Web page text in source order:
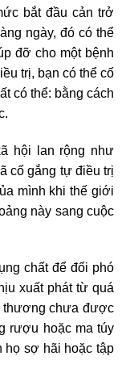
bắt đầu cản trở
ngày, đó có thể
đỡ cho một bệnh
trị, bạn có thể cố
có thể: bằng cách
hội lan rộng như
cố gắng tự điều trị
mình khi thế giới
này sang cuộc
chất để đối phó
xuất phát từ quá
thương chưa được
rượu hoặc ma túy
họ sợ hãi hoặc tập